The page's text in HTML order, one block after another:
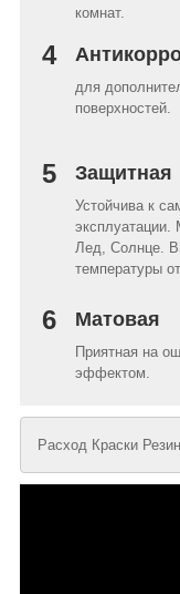
комнат.
4
для
поверхностей.
5 Защитная
Устойчива к
Лед, Солнце.
температуры
6 Матовая
Приятная на
эффектом.
Расход Краски